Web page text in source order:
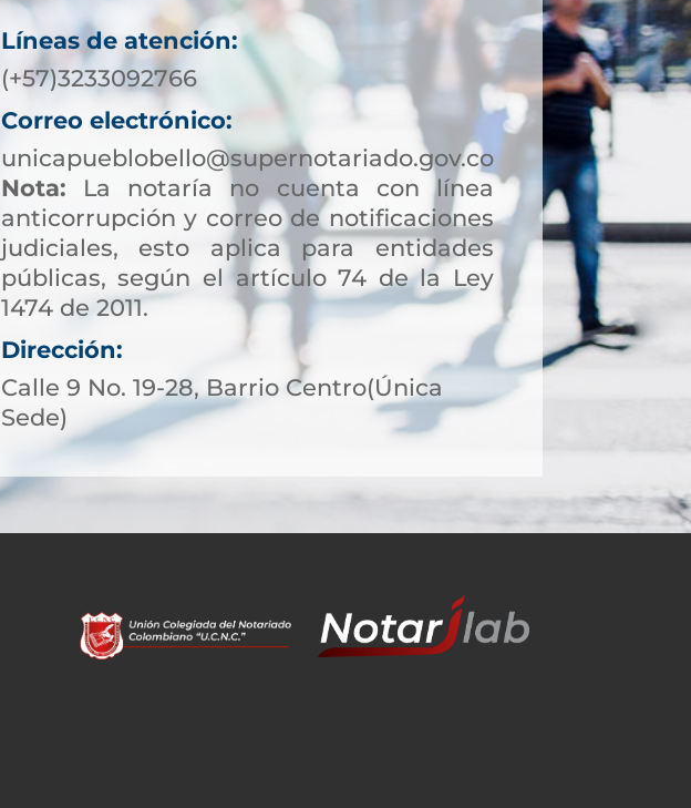
Líneas de atención:
(+57)3233092766
Correo electrónico:
unicapueblobello@supernotariado.gov.co
Nota: La notaría no cuenta con línea
anticorrupción y correo de notificaciones
judiciales, esto aplica para entidades
públicas, según el artículo 74 de la Ley
1474 de 2011.
Dirección:
Calle 9 No. 19-28, Barrio Centro(Única
Sede)